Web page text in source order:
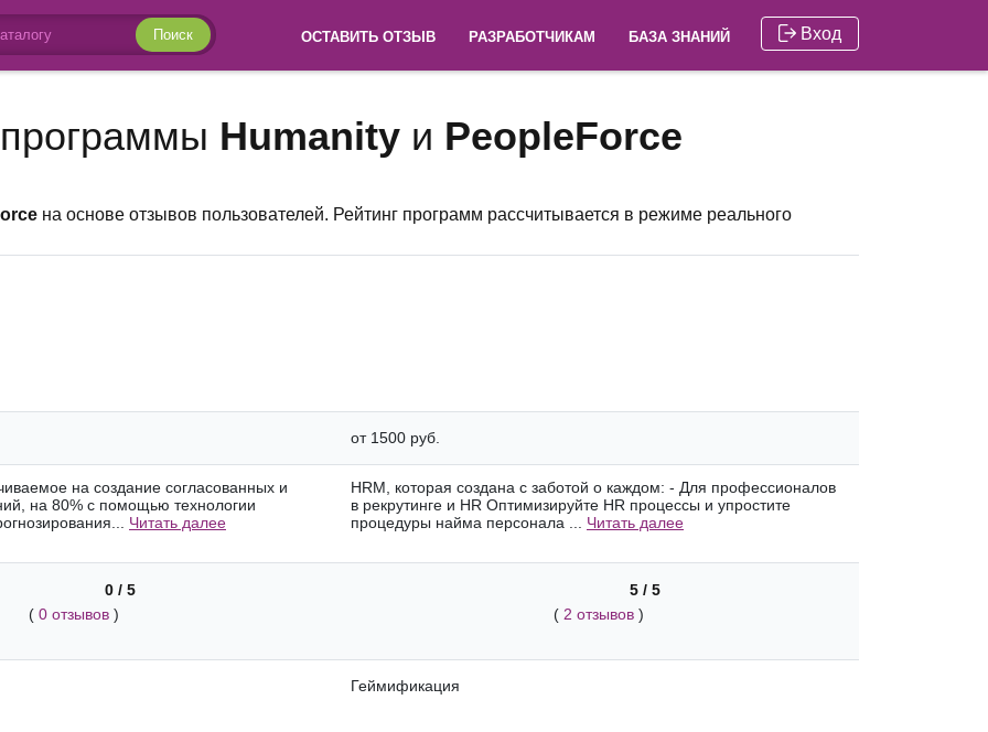
ОСТАВИТЬ ОТЗЫВ РАЗРАБОТЧИКАМ БАЗА ЗНАНИЙ
Поиск Вход
Humanityи PeopleForce
на основе отзывов пользователей. Рейтинг программ рассчитывается в режиме реального
от 1500 руб.
на создание согласованных и
на 80% с помощью технологии
Читать далее
HRM, которая создана с заботой о каждом: - Для профессионалов
в рекрутинге и HR Оптимизируйте HR процессы и упростите
процедуры найма персонала ... Читать далее
0 / 5
( 0 отзывов )
5 / 5
( 2 отзывов)
Геймификация